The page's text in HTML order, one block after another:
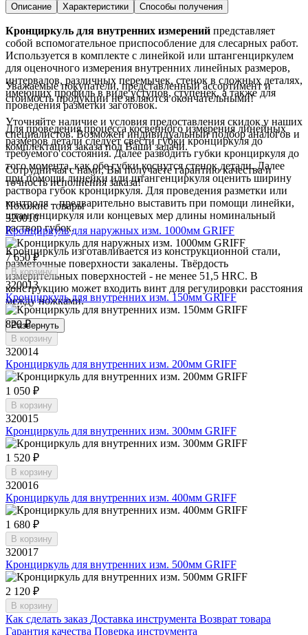
Описание Характеристики Способы получения
Кронциркуль для внутренних измерений представляет
собой вспомогательное приспособление для слесарных работ.
Используется в комплекте с линейкой или штангенциркулем
для оценочного измерения внутренних линейных размеров,
интервалов, различных перемычек, стенок в сложных деталях,
имеющих профиль в виде уступов, ступенек, а также для
проведения разметки заготовок.
Для проведения процесса косвенного измерения линейных
размеров детали следует свести губки кронциркуля до
требуемого состояния. Далее разводить губки кронциркуля до
того момента, как обе губки коснутся стенок детали. Далее
при помощи линейки или штангенциркуля оценить ширину
раствора губок кронциркуля. Для проведения разметки или
контроля – предварительно выставить при помощи линейки,
штангенциркуля или концевых мер длины номинальный
раствор губок.
Кронциркуль изготавливается из конструкционной стали,
разметочные поверхности закалены. Твёрдость
измерительных поверхностей - не менее 51,5 HRC. В
конструкцию может входить винт для регулировки расстояния
между ножками.
Развернуть
Уважаемые покупатели, представленный ассортимент и
стоимость продукции не являются окончательными!
Уточняйте наличие и условия предоставления скидок у наших
специалистов. Возможен индивидуальный подбор аналогов и
комплектация заказа под Ваши задачи.
Сотрудничая с нами, Вы получаете гарантию качества и
точность исполнения заказа!
Похожие товары
320010
Кронциркуль для наружных изм. 1000мм GRIFF
7 650 ₽
В корзину
320013
Кронциркуль для внутренних изм. 150мм GRIFF
820 ₽
В корзину
320014
Кронциркуль для внутренних изм. 200мм GRIFF
1 050 ₽
В корзину
320015
Кронциркуль для внутренних изм. 300мм GRIFF
1 520 ₽
В корзину
320016
Кронциркуль для внутренних изм. 400мм GRIFF
1 680 ₽
В корзину
320017
Кронциркуль для внутренних изм. 500мм GRIFF
2 120 ₽
В корзину
Как сделать заказ Доставка инструмента Возврат товара
Гарантия качества Поверка инструмента